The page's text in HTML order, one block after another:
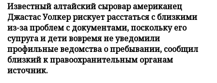
Известный алтайский сыровар американец
Джастас Уолкер рискует расстаться с близкими
из-за проблем с документами, поскольку его
супруга и дети вовремя не уведомили
профильные ведомства о пребывании, сообщил
близкий к правоохранительным органам
источник.